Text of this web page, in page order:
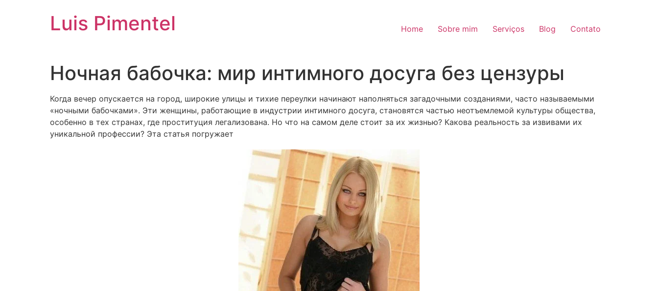
Luis Pimentel Home Sobre mim Serviços Blog Contato
Ночная бабочка: мир интимного досуга без цензуры
Когда вечер опускается на город, широкие улицы и тихие переулки начинают наполняться загадочными созданиями, часто называемыми
«ночными бабочками». Эти женщины, работающие в индустрии интимного досуга, становятся частью неотъемлемой культуры общества,
особенно в тех странах, где проституция легализована. Но что на самом деле стоит за их жизнью? Какова реальность за извивами их
уникальной профессии? Эта статья погружает